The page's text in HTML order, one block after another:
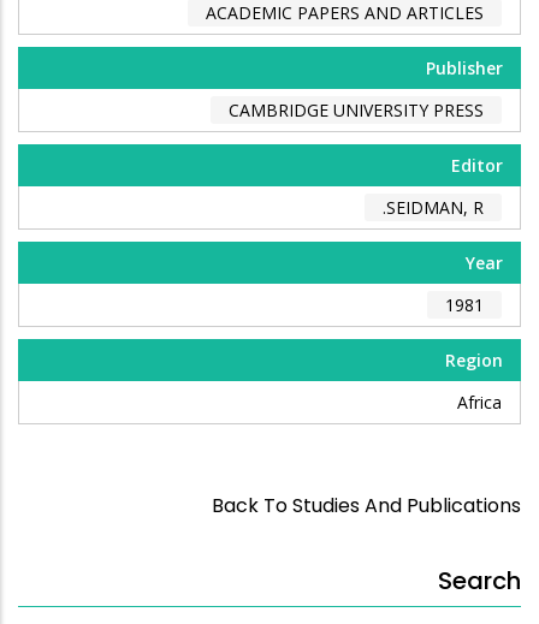
ACADEMIC PAPERS AND ARTICLES
Publisher
CAMBRIDGE UNIVERSITY PRESS
Editor
SEIDMAN, R.
Year
1981
Region
Africa
Back To Studies And Publications
Search